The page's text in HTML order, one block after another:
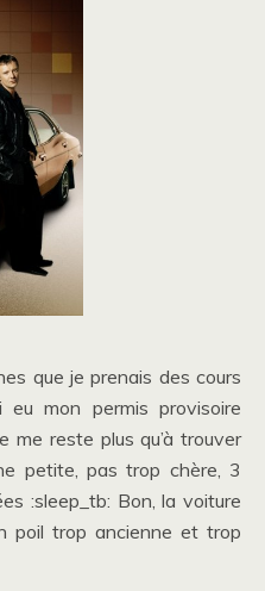
que je prenais des cours
eu mon permis provisoire
me reste plus qu’à trouver
petite, pas trop chère, 3
:sleep_tb: Bon, la voiture
poil trop ancienne et trop